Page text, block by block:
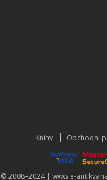
Knihy Obchodní
© 2008–2024 | www.e-